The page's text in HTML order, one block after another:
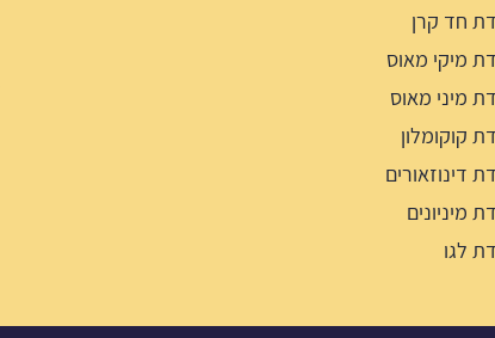
חד קרן
מיקי מאוס
מיני מאוס
קוקומלון
דינוזאורים
מיניונים
לגו